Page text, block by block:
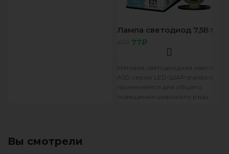
Лампа светодиод 7,5Вт
шар E27 4000К 675Лм
матовая Standard ASD
77₽
Матовая светодиодная лампа
ASD серии LED-ШАР-standard
применяется для общего
освещения широкого ряда
Вы смотрели